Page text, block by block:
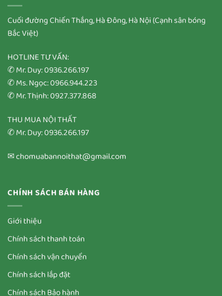
Cuối đường Chiến Thắng, Hà Đông, Hà Nội (Cạnh sân bóng
Bắc Việt)
HOTLINE TƯ VẤN:
✆ Mr. Duy: 0936.266.197
✆ Ms. Ngọc: 0966.944.223
✆ Mr. Thịnh: 0927.377.868
THU MUA NỘI THẤT
✆ Mr. Duy: 0936.266.197
✉ chomuabannoithat@gmail.com
CHÍNH SÁCH BÁN HÀNG
Giới thiệu
Chính sách thanh toán
Chính sách vận chuyển
Chính sách lắp đặt
Chính sách Bảo hành